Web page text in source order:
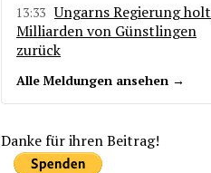
13:33 Ungarns Regierung holt
Milliarden von Günstlingen
zurück
Alle Meldungen ansehen →
Danke für ihren Beitrag!